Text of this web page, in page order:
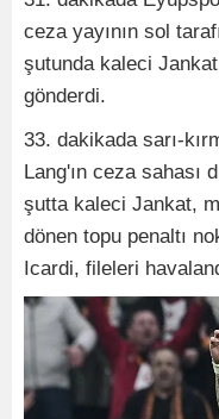
ceza yayının sol
şutunda kaleci
gönderdi.
33. dakikada sarı-
Lang'ın ceza sahası
şutta kaleci Jankat,
dönen topu penaltı
Icardi, fileleri